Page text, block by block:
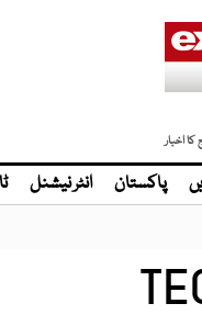
کا اخبار
پاکستان انٹر نیشنل